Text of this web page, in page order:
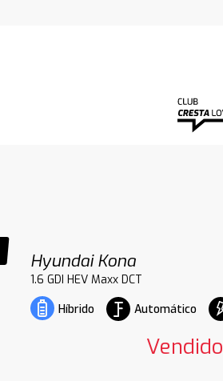
Hyundai Kona
1.6 GDI HEV Maxx DCT
Híbrido
Automático
Vendido